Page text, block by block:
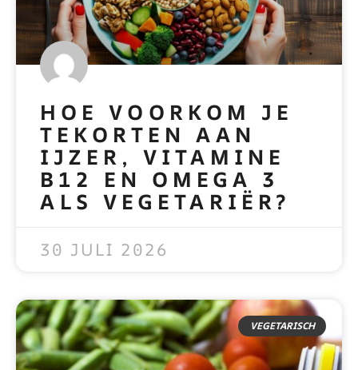
HOE VOORKOM JE
TEKORTEN AAN
IJZER, VITAMINE
B12 EN OMEGA 3
ALS VEGETARIËR?
30 JULI 2026
VEGETARISCH